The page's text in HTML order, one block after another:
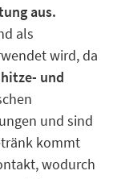
aus.
als
wird, da
und
und sind
kommt
wodurch